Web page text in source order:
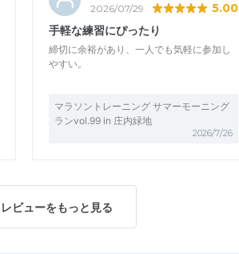
2026/07/29 5.00
手軽な練習にぴったり
締切に余裕があり、一人でも気軽に参加し
やすい。
マラソントレーニング サマーモーニング
ランvol.99 in 庄内緑地
2026/7/26
レビューをもっと見る